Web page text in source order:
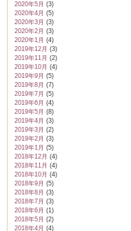
2020年5月 (3)
2020年4月 (5)
2020年3月 (3)
2020年2月 (3)
2020年1月 (4)
2019年12月 (3)
2019年11月 (2)
2019年10月 (4)
2019年9月 (5)
2019年8月 (7)
2019年7月 (5)
2019年6月 (4)
2019年5月 (8)
2019年4月 (3)
2019年3月 (2)
2019年2月 (3)
2019年1月 (5)
2018年12月 (4)
2018年11月 (4)
2018年10月 (4)
2018年9月 (5)
2018年8月 (3)
2018年7月 (3)
2018年6月 (1)
2018年5月 (2)
2018年4月 (4)